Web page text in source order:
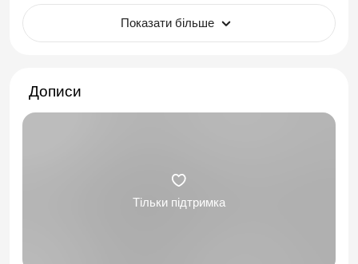
Показати більше
Дописи
Тільки підтримка